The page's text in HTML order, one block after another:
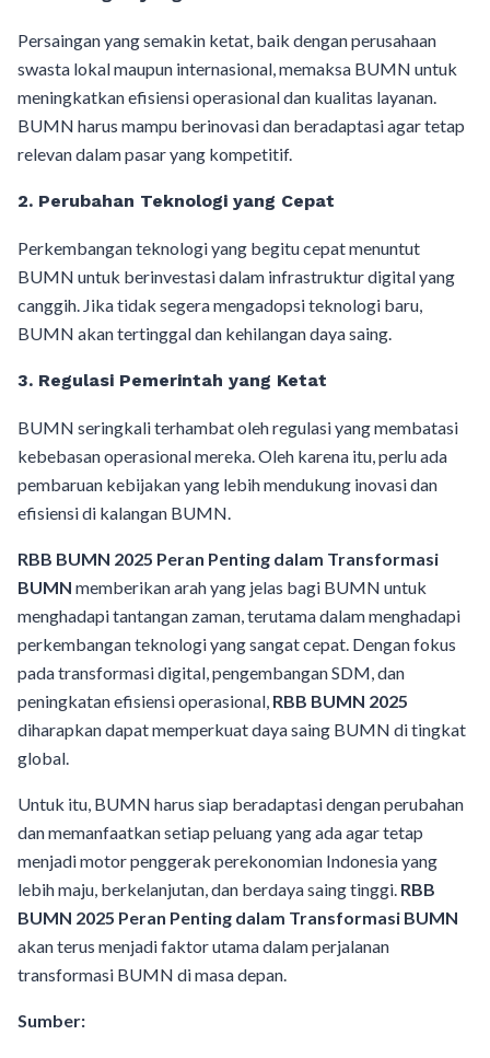
Persaingan yang semakin ketat, baik dengan perusahaan
swasta lokal maupun internasional, memaksa BUMN untuk
meningkatkan efisiensi operasional dan kualitas layanan.
BUMN harus mampu berinovasi dan beradaptasi agar tetap
relevan dalam pasar yang kompetitif.
2. Perubahan Teknologi yang Cepat
Perkembangan teknologi yang begitu cepat menuntut
BUMN untuk berinvestasi dalam infrastruktur digital yang
canggih. Jika tidak segera mengadopsi teknologi baru,
BUMN akan tertinggal dan kehilangan daya saing.
3. Regulasi Pemerintah yang Ketat
BUMN seringkali terhambat oleh regulasi yang membatasi
kebebasan operasional mereka. Oleh karena itu, perlu ada
pembaruan kebijakan yang lebih mendukung inovasi dan
efisiensi di kalangan BUMN.
RBB BUMN 2025 Peran Penting dalam Transformasi
BUMN memberikan arah yang jelas bagi BUMN untuk
menghadapi tantangan zaman, terutama dalam menghadapi
perkembangan teknologi yang sangat cepat. Dengan fokus
pada transformasi digital, pengembangan SDM, dan
peningkatan efisiensi operasional, RBB BUMN 2025
diharapkan dapat memperkuat daya saing BUMN di tingkat
global.
Untuk itu, BUMN harus siap beradaptasi dengan perubahan
dan memanfaatkan setiap peluang yang ada agar tetap
menjadi motor penggerak perekonomian Indonesia yang
lebih maju, berkelanjutan, dan berdaya saing tinggi. RBB
BUMN 2025 Peran Penting dalam Transformasi BUMN
akan terus menjadi faktor utama dalam perjalanan
transformasi BUMN di masa depan.
Sumber: